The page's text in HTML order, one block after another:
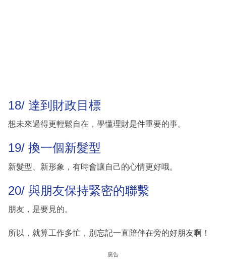
18/ 達到財政目標
想未來過得更輕鬆自在，學懂理財是件重要的事。
19/ 換一個新髮型
新髮型、新形象，有時會讓自己的心情更好哦。
20/ 與朋友保持緊密的聯繫
朋友，是要見的。
所以，就算工作多忙，別忘記一直陪伴在旁的好朋友啊！
廣告